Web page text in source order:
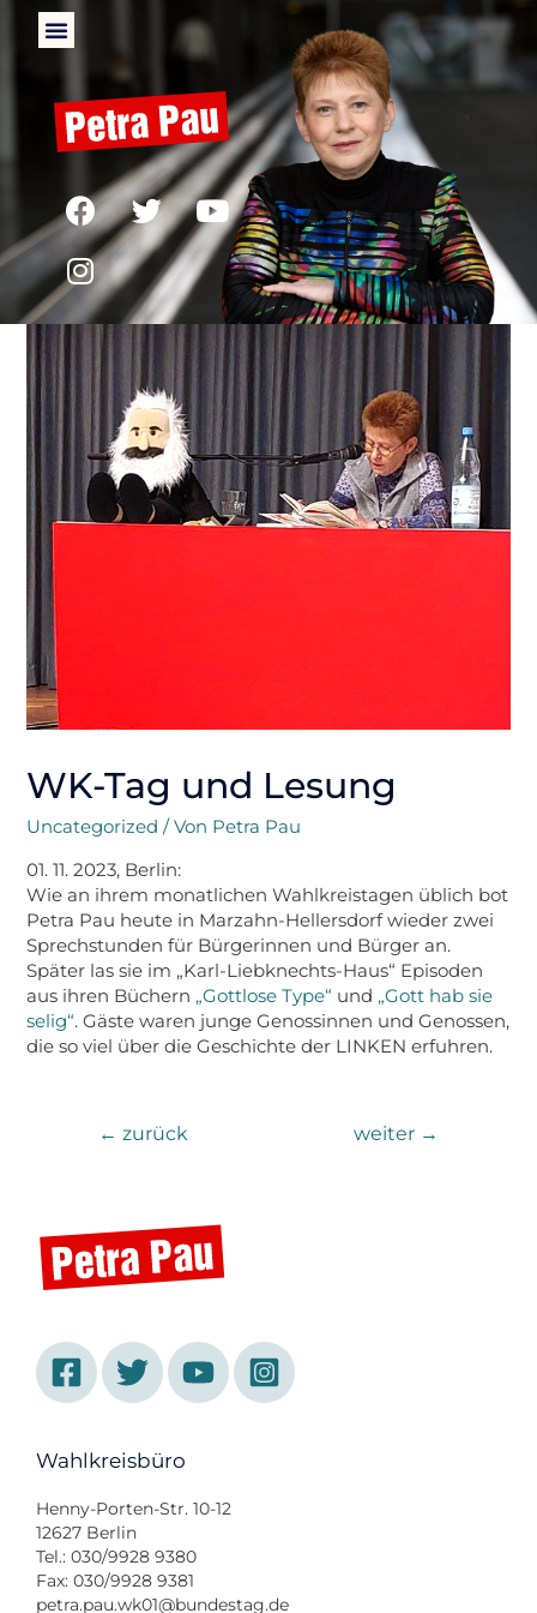
WK-Tag und Lesung
Uncategorized / Von Petra Pau
01. 11. 2023, Berlin:
Wie an ihrem monatlichen Wahlkreistagen üblich bot
Petra Pau heute in Marzahn-Hellersdorf wieder zwei
Sprechstunden für Bürgerinnen und Bürger an.
Später las sie im „Karl-Liebknechts-Haus“ Episoden
aus ihren Büchern „Gottlose Type“ und „Gott hab sie
selig“. Gäste waren junge Genossinnen und Genossen,
die so viel über die Geschichte der LINKEN erfuhren.
← zurück weiter →
Wahlkreisbüro
Henny-Porten-Str. 10-12
12627 Berlin
Tel.: 030/9928 9380
Fax: 030/9928 9381
petra.pau.wk01@bundestag.de